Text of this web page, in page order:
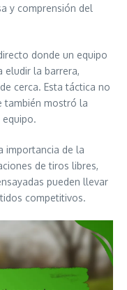
y comprensión del
donde un equipo
eludir la barrera,
cerca. Esta táctica no
también mostró la
importancia de la
de tiros libres,
pueden llevar
competitivos.